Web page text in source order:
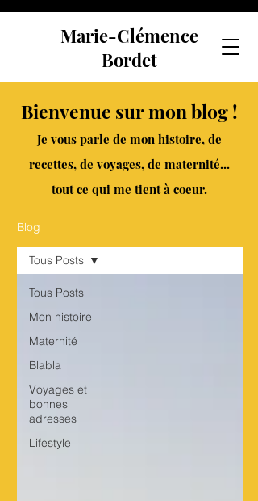
Marie-Clémence
Bordet
Bienvenue sur mon blog !
Je vous parle de mon histoire, de
recettes, de voyages, de maternité...
tout ce qui me tient à coeur.
Blog
Tous Posts
Mon histoire
Maternité
Blabla
Voyages et
bonnes
adresses
Lifestyle
Tous Posts